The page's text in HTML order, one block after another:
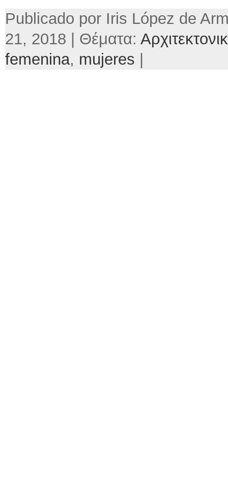
Publicado por Iris López de
21, 2018 | Θέματα:
femenina, mujeres